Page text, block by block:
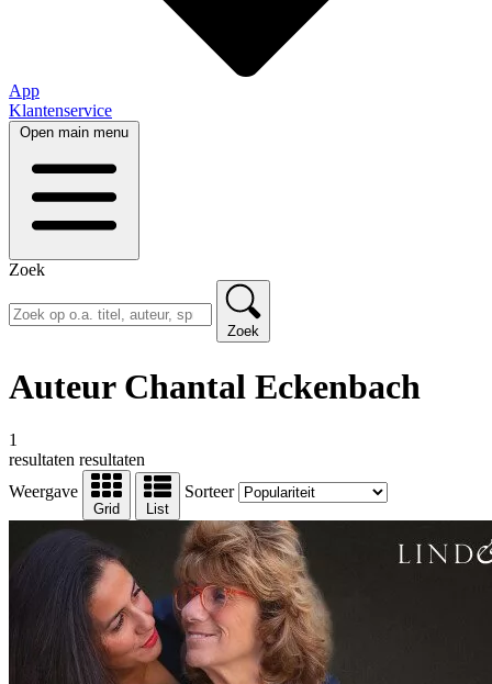
App
Klantenservice
Open main menu
Zoek
Zoek
Auteur Chantal Eckenbach
1
resultaten resultaten
Weergave
Grid List
Sorteer